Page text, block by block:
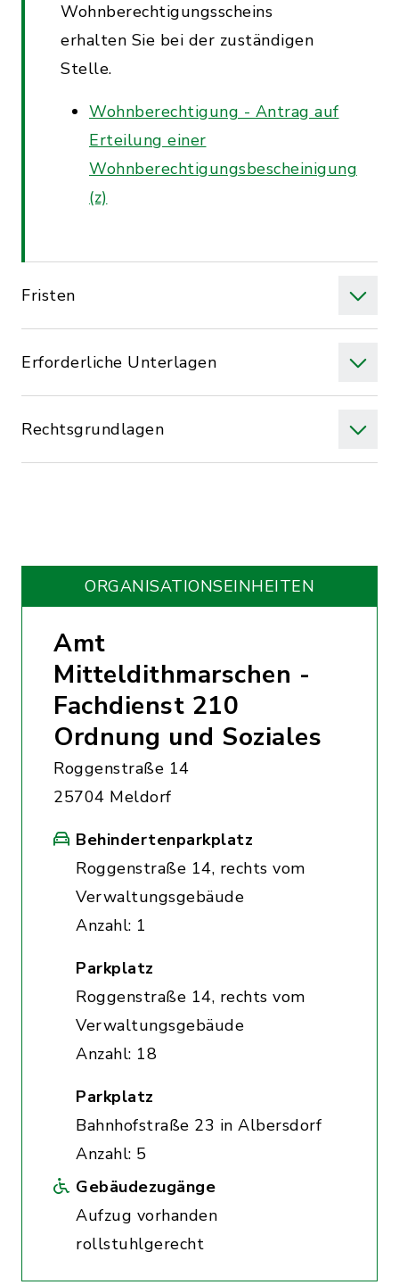
Wohnberechtigungsscheins
erhalten Sie bei der zuständigen
Stelle.
Wohnberechtigung - Antrag auf
Erteilung einer
Wohnberechtigungsbescheinigung
(z)
Fristen
Erforderliche Unterlagen
Rechtsgrundlagen
ORGANISATIONS­EINHEITEN
Amt
Mitteldithmarschen -
Fachdienst 210
Ordnung und Soziales
Roggenstraße 14
25704 Meldorf
Behindertenparkplatz
Roggenstraße 14, rechts vom
Verwaltungsgebäude
Anzahl: 1
Parkplatz
Roggenstraße 14, rechts vom
Verwaltungsgebäude
Anzahl: 18
Parkplatz
Bahnhofstraße 23 in Albersdorf
Anzahl: 5
Gebäudezugänge
Aufzug vorhanden
rollstuhlgerecht